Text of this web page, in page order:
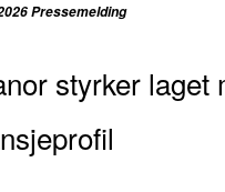
Pressemelding
styrker laget